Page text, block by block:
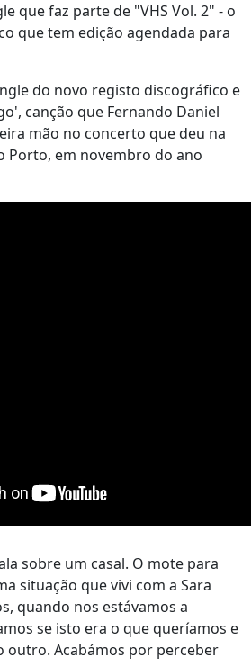
que faz parte de "VHS Vol. 2" - o
que tem edição agendada para
do novo registo discográfico e
canção que Fernando Daniel
mão no concerto que deu na
Porto, em novembro do ano
sobre um casal. O mote para
situação que vivi com a Sara
quando nos estávamos a
se isto era o que queríamos e
outro. Acabámos por perceber